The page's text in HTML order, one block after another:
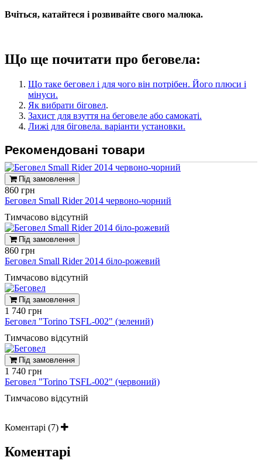
Вчіться, катайтеся і розвивайте свого малюка.
Що ще почитати про беговела:
Що таке беговел і для чого він потрібен. Його плюси і
мінуси.
Як вибрати біговел.
Захист для взуття на беговеле або самокаті.
Лижі для біговела. варіанти установки.
Рекомендовані товари
Під замовлення
860 грн
Беговел Small Rider 2014 червоно-чорний
Тимчасово відсутній
Під замовлення
860 грн
Беговел Small Rider 2014 біло-рожевий
Тимчасово відсутній
Під замовлення
1 740 грн
Беговел "Torino TSFL-002" (зелений)
Тимчасово відсутній
Під замовлення
1 740 грн
Беговел "Torino TSFL-002" (червоний)
Тимчасово відсутній
Коментарі (7)
Коментарі